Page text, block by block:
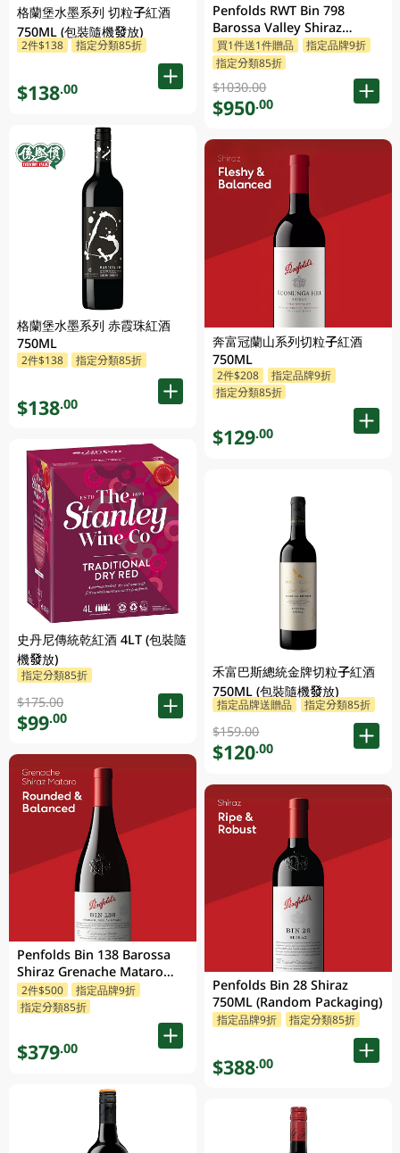
格蘭堡水墨系列 切粒子紅酒
750ML (包裝隨機發放)
2件$138 指定分類85折
$138.00
格蘭堡水墨系列 赤霞珠紅酒
750ML
2件$138 指定分類85折
$138.00
史丹尼傳統乾紅酒 4LT (包裝隨
機發放)
指定分類85折
$175.00
$99.00
Penfolds Bin 138 Barossa
Shiraz Grenache Mataro
750ML
2件$500
指定品牌9折
指定分類85折
$379.00
Penfolds RWT Bin 798
Barossa Valley Shiraz
750ML
買1件送1件贈品
指定品牌9折
指定分類85折
$1030.00
$950.00
奔富冠蘭山系列切粒子紅酒
750ML
2件$208
指定品牌9折
指定分類85折
$129.00
禾富巴斯總統金牌切粒子紅酒
750ML (包裝隨機發放)
指定品牌送贈品 指定分類85折
$159.00
$120.00
Penfolds Bin 28 Shiraz
750ML (Random Packaging)
指定品牌9折 指定分類85折
$388.00